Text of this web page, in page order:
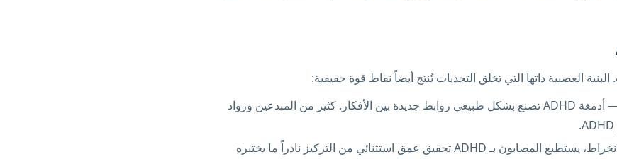
— أدمغة ADHD تصنع بشكل طبيعي روابط جديدة بين الأفكار. كثير من المبدعين ورواد
— عند الانخراط، يستطيع المصابون بـ ADHD تحقيق عمق استثنائي من التركيز نادراً ما يختبره